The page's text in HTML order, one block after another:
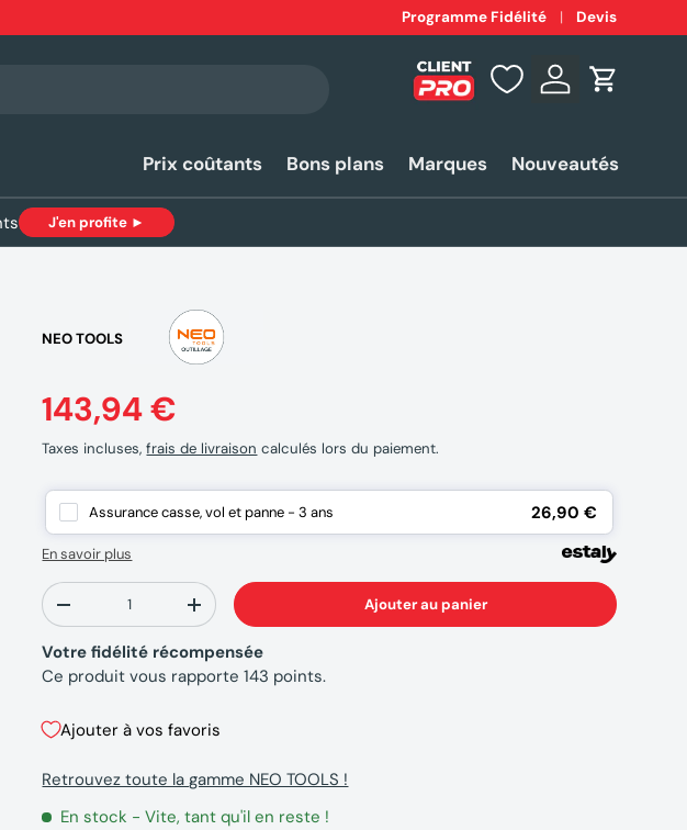
Expéditionrapide 24-48h*
Programme Fidélité Devis
Se connecter
Panier
Prix coûtants Bons plans Marques Nouveautés
J'en profite ►
NEO TOOLS
143,94 €
Taxes incluses,frais de livraison calculés lors du paiement.
Assurance casse, vol et panne - 3 ans 26,90 €
En savoir plus
Qté
-
+ Ajouter au panier
Votre fidélité récompensée
Ce produit vous rapporte143 points.
Ajouter à vos favoris
Retrouvez toute la gamme NEO TOOLS !
En stock - Vite, tant qu'il en reste !